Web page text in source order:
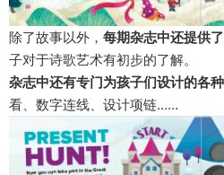
除了故事以外， 每期杂志中还提供了
子对于诗歌艺术有初步的了解。
杂志中还有专门为孩子们设计的各种
看、数字连线、设计项链……